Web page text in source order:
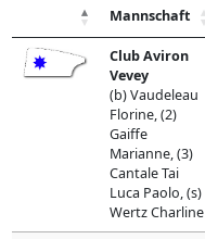
Mannschaft
Club Aviron
Vevey
(b) Vaudeleau
Florine, (2)
Gaiffe
Marianne, (3)
Cantale Tai
Luca Paolo, (s)
Wertz Charline